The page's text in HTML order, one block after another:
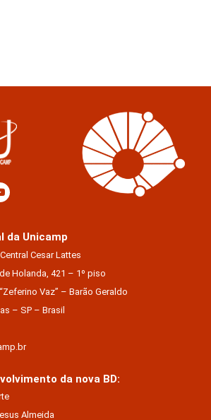
da Unicamp
Cesar Lattes
Holanda, 421 – 1º piso
Vaz” – Barão Geraldo
– SP – Brasil
da nova BD:
Almeida